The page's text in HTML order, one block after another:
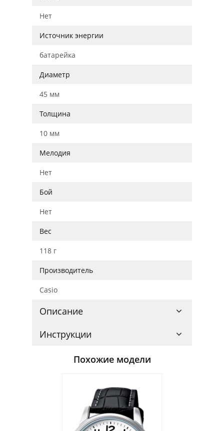
Нет
Источник энергии
батарейка
Диаметр
45 мм
Толщина
10 мм
Мелодия
Нет
Бой
Нет
Вес
118 г
Производитель
Casio
Описание
Инструкции
Похожие модели